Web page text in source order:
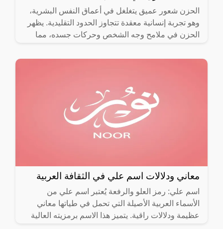
الحزن شعور عميق يتغلغل في أعماق النفس البشرية،
وهو تجربة إنسانية معقدة تتجاوز الحدود التقليدية. يظهر
الحزن في ملامح وجه الشخص وحركات جسده، مما
معاني ودلالات اسم علي في الثقافة العربية
اسم علي: رمز العلو والرفعة يُعتبر اسم علي من
الأسماء العربية الأصيلة التي تحمل في طياتها معاني
عظيمة ودلالات راقية. يتميز هذا الاسم برمزيته العالية